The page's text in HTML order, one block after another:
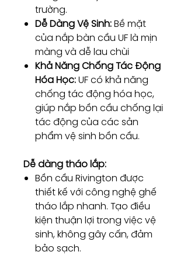
trường.
Dễ Dàng Vệ Sinh:Bề mặt
của nắp bàn cầu UF là mịn
màng và dễ lau chùi
Khả Năng Chống Tác Động
Hóa Học:UF có khả năng
chống tác động hóa học,
giúp nắp bồn cầu chống lại
tác động của các sản
phẩm vệ sinh bồn cầu.
Dễ dàng tháo lắp:
Bồn cầu Rivington được
thiết kế với công nghệ ghế
tháo lắp nhanh. Tạo điều
kiện thuận lợi trong việc vệ
sinh, không gây cấn, đảm
bảo sạch.